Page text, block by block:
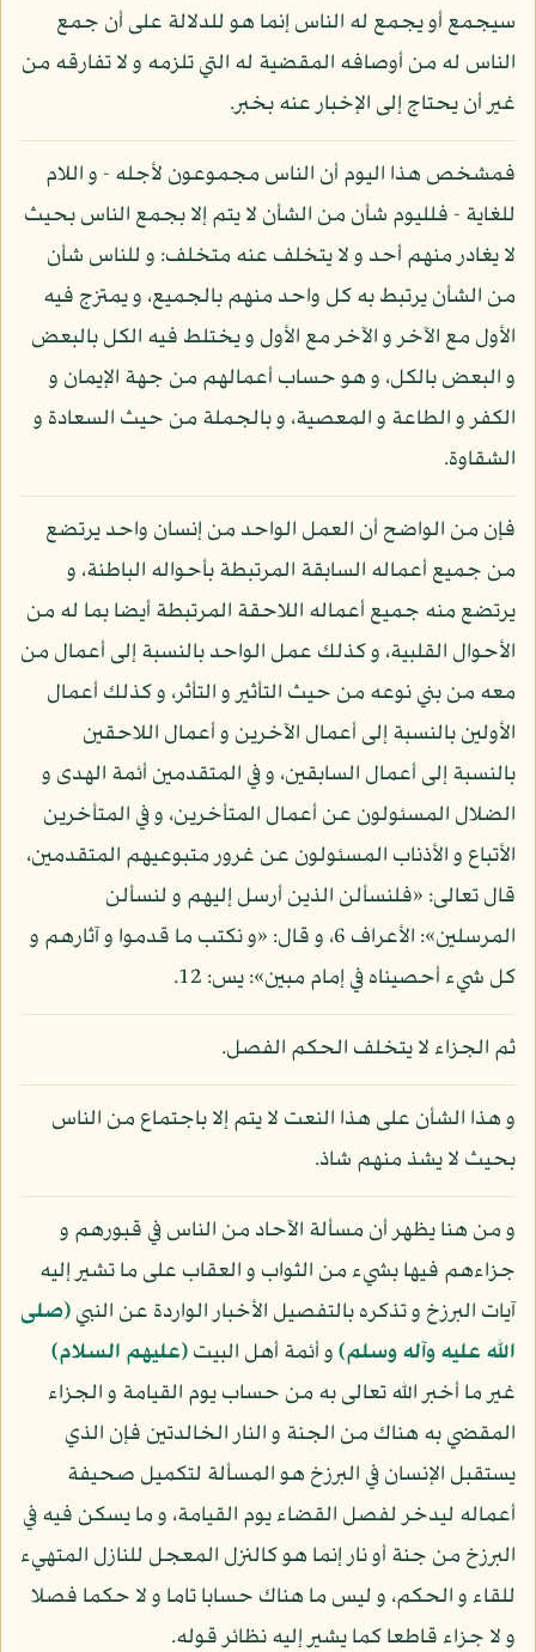
سيجمع أو يجمع له الناس إنما هو للدلالة على أن جمع
الناس له من أوصافه المقضية له التي تلزمه و لا تفارقه من
غير أن يحتاج إلى الإخبار عنه بخبر.
فمشخص هذا اليوم أن الناس مجموعون لأجله - و اللام
للغاية - فلليوم شأن من الشأن لا يتم إلا بجمع الناس بحيث
لا يغادر منهم أحد و لا يتخلف عنه متخلف: و للناس شأن
من الشأن يرتبط به كل واحد منهم بالجميع، و يمتزج فيه
الأول مع الآخر و الآخر مع الأول و يختلط فيه الكل بالبعض
و البعض بالكل، و هو حساب أعمالهم من جهة الإيمان و
الكفر و الطاعة و المعصية، و بالجملة من حيث السعادة و
الشقاوة.
فإن من الواضح أن العمل الواحد من إنسان واحد يرتضع
من جميع أعماله السابقة المرتبطة بأحواله الباطنة، و
يرتضع منه جميع أعماله اللاحقة المرتبطة أيضا بما له من
الأحوال القلبية، و كذلك عمل الواحد بالنسبة إلى أعمال من
معه من بني نوعه من حيث التأثير و التأثر، و كذلك أعمال
الأولين بالنسبة إلى أعمال الآخرين و أعمال اللاحقين
بالنسبة إلى أعمال السابقين، و في المتقدمين أئمة الهدى و
الضلال المسئولون عن أعمال المتأخرين، و في المتأخرين
الأتباع و الأذناب المسئولون عن غرور متبوعيهم المتقدمين،
قال تعالى: «فلنسألن الذين أرسل إليهم و لنسألن
المرسلين»: الأعراف 6، و قال: «و نكتب ما قدموا و آثارهم و
كل شيء أحصيناه في إمام مبين»: يس: 12.
ثم الجزاء لا يتخلف الحكم الفصل.
و هذا الشأن على هذا النعت لا يتم إلا باجتماع من الناس
بحيث لا يشذ منهم شاذ.
و من هنا يظهر أن مسألة الآحاد من الناس في قبورهم و
جزاءهم فيها بشيء من الثواب و العقاب على ما تشير إليه
آيات البرزخ و تذكره بالتفصيل الأخبار الواردة عن النبي(صلى
الله عليه وآله وسلم)و أئمة أهل البيت(عليهم السلام)
غير ما أخبر الله تعالى به من حساب يوم القيامة و الجزاء
المقضي به هناك من الجنة و النار الخالدتين فإن الذي
يستقبل الإنسان في البرزخ هو المسألة لتكميل صحيفة
أعماله ليدخر لفصل القضاء يوم القيامة، و ما يسكن فيه في
البرزخ من جنة أو نار إنما هو كالنزل المعجل للنازل المتهيء
للقاء و الحكم، و ليس ما هناك حسابا تاما و لا حكما فصلا
و لا جزاء قاطعا كما يشير إليه نظائر قوله.